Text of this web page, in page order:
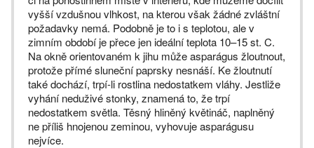
vyšší vzdušnou vlhkost, na kterou však žádné zvláštní
požadavky nemá. Podobně je to i s teplotou, ale v
zimním období je přece jen ideální teplota 10–15 st. C.
Na okně orientovaném k jihu může asparágus žloutnout,
protože přímé sluneční paprsky nesnáší. Ke žloutnutí
také dochází, trpí-li rostlina nedostatkem vláhy. Jestliže
vyhání neduživé stonky, znamená to, že trpí
nedostatkem světla. Těsný hliněný květináč, naplněný
ne příliš hnojenou zeminou, vyhovuje asparágusu
nejvíce.